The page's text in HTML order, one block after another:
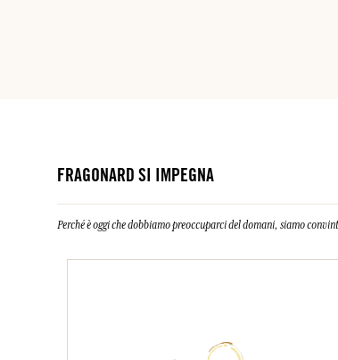
FRAGONARD SI IMPEGNA
Perché è oggi che dobbiamo preoccuparci del domani, siamo